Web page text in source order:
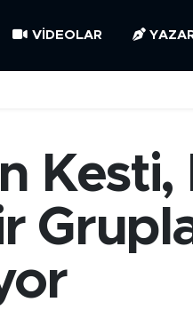
VIDEOLAR
Kesti,